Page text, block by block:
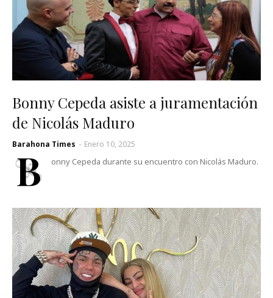
Bonny Cepeda asiste a juramentación
de Nicolás Maduro
Barahona Times - Enero 10, 2025
B onny Cepeda durante su encuentro con Nicolás Maduro.